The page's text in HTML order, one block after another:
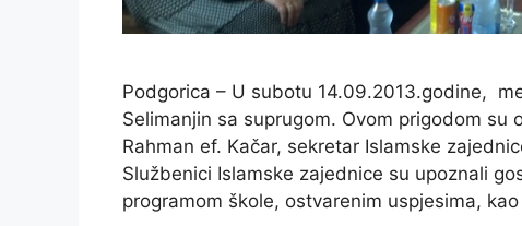
Podgorica – U subotu 14.09.2013.godine,
Selimanjin sa suprugom. Ovom prigodom
Rahman ef. Kačar, sekretar Islamske
Službenici Islamske zajednice su upoznali
programom škole, ostvarenim uspjesima,